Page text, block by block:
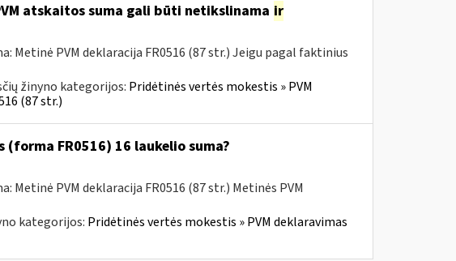
atskaitos suma gali būti netikslinama ir
Metinė PVM deklaracija FR0516 (87 str.) Jeigu pagal faktinius
žinyno kategorijos: Pridėtinės vertės mokestis » PVM
(87 str.)
FR0516) 16 laukelio suma?
Metinė PVM deklaracija FR0516 (87 str.) Metinės PVM
kategorijos: Pridėtinės vertės mokestis » PVM deklaravimas